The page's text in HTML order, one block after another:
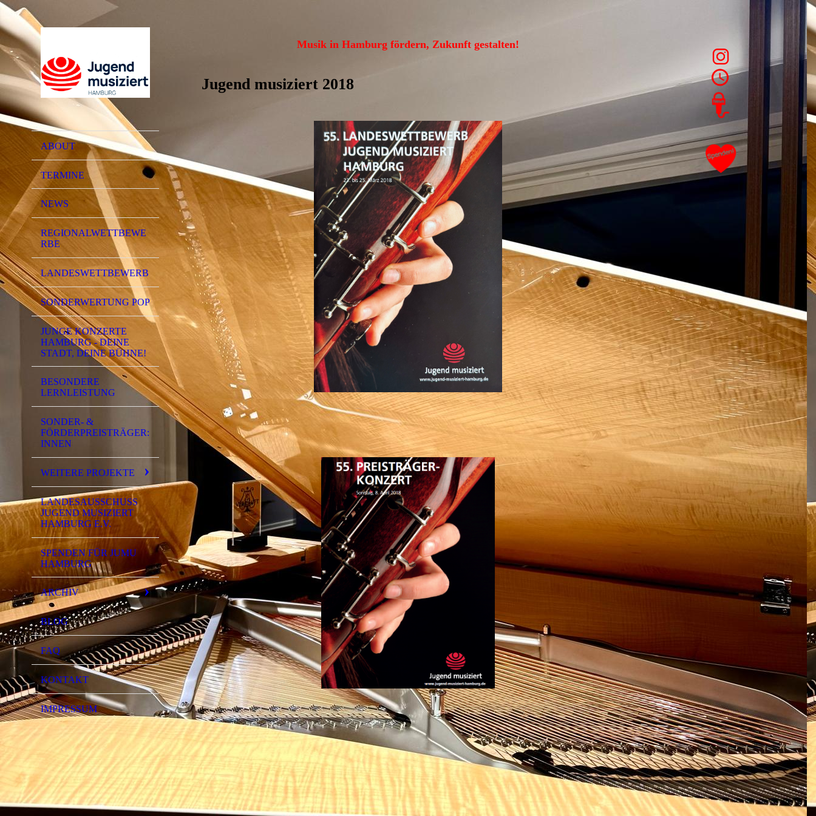
ABOUT
TERMINE
NEWS
REGIONALWETTBEWE
RBE
LANDESWETTBEWERB
SONDERWERTUNG POP
JUNGE KONZERTE
HAMBURG - DEINE
STADT, DEINE BÜHNE!
BESONDERE
LERNLEISTUNG
SONDER- &
FÖRDERPREISTRÄGER:
INNEN
WEITERE PROJEKTE
LANDESAUSSCHUSS
JUGEND MUSIZIERT
HAMBURG E.V.
SPENDEN FÜR JUMU
HAMBURG
ARCHIV
BLOG
FAQ
KONTAKT
IMPRESSUM
Musik in Hamburg fördern, Zukunft gestalten!
Jugend musiziert 2018